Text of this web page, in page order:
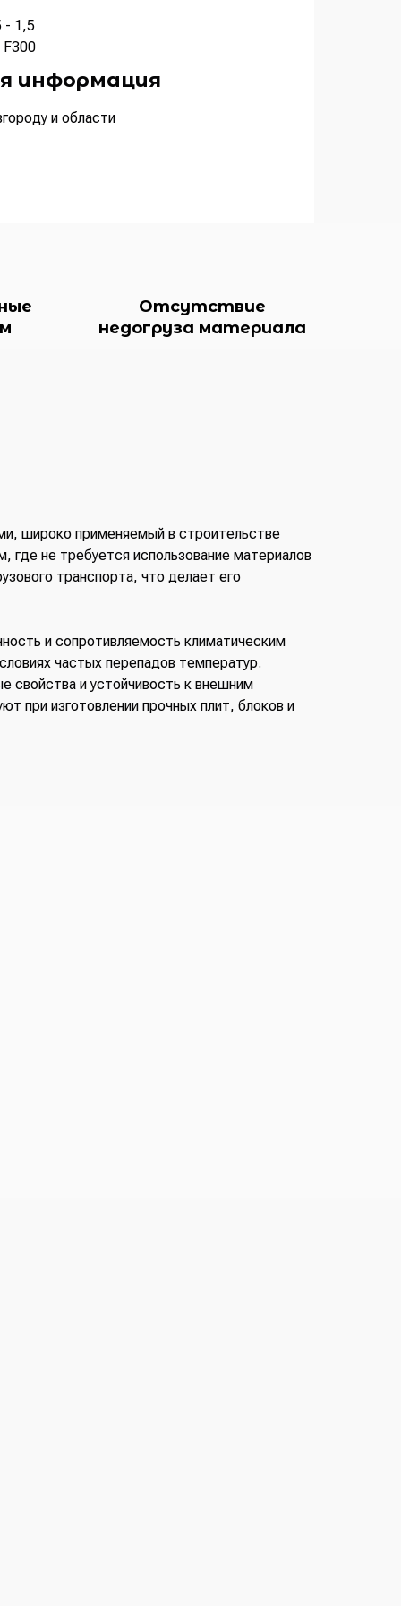
- 1,5
информация
и области
Отсутствие
недогруза материала
широко применяемый в строительстве
где не требуется использование материалов
транспорта, что делает его
и сопротивляемость климатическим
частых перепадов температур.
свойства и устойчивость к внешним
при изготовлении прочных плит, блоков и